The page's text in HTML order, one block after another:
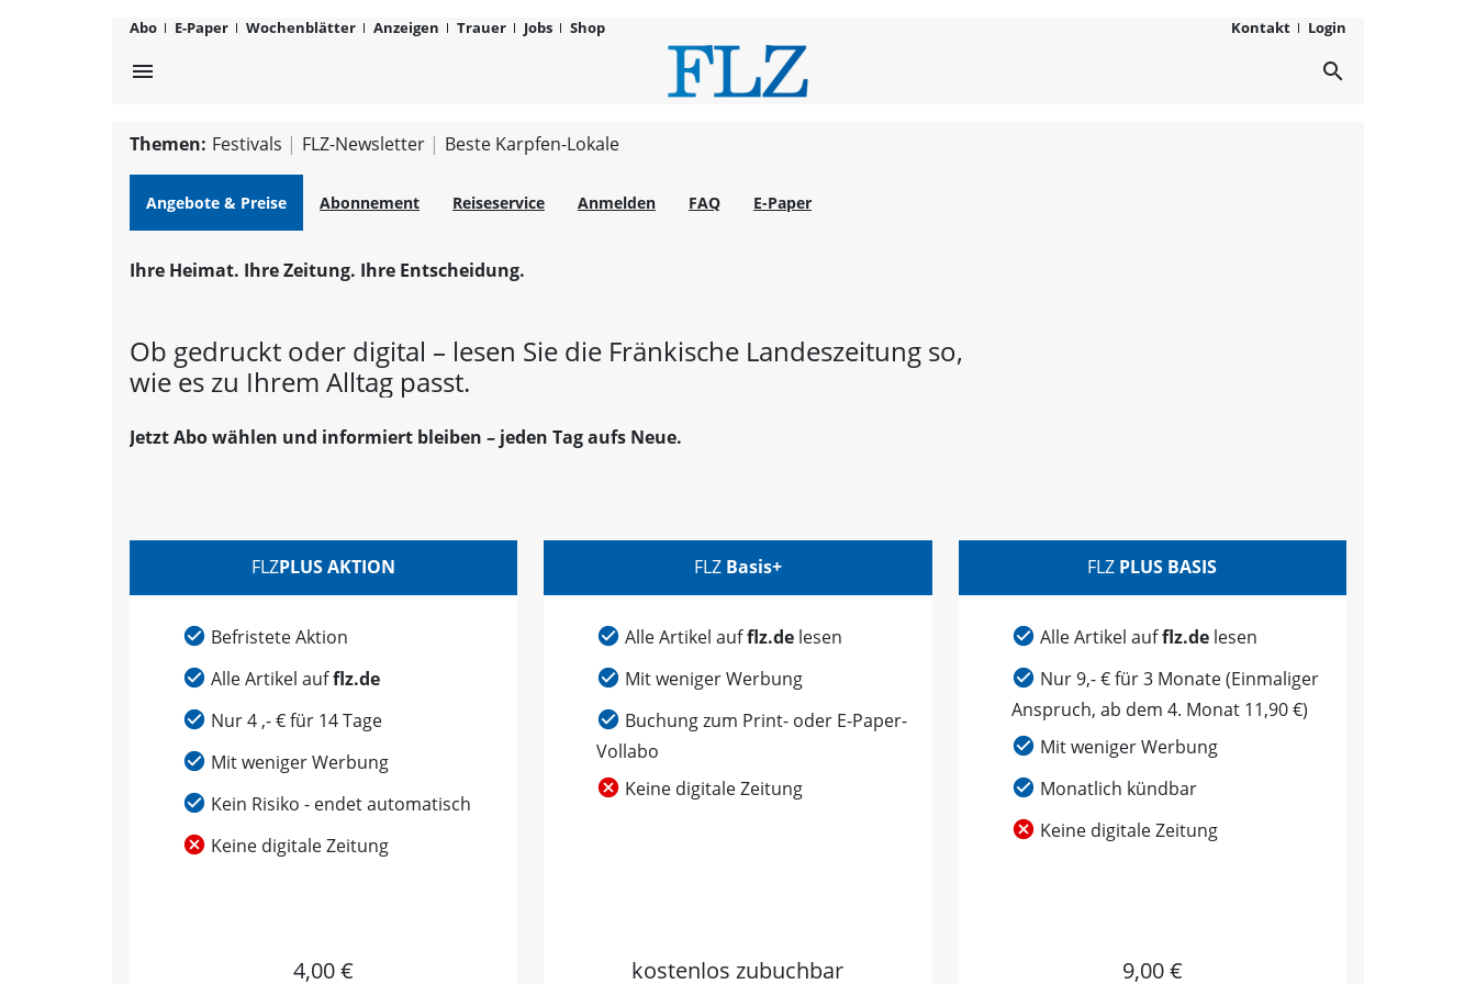
FLZ.deAbo E-Paper Wochenblätter Anzeigen Trauer Jobs Shop Kontakt Login
menu FLZ.de search
Themen: Festivals FLZ-Newsletter Beste Karpfen-Lokale
Angebote & Preise Abonnement Reiseservice Anmelden FAQ E-Paper
Ihre Heimat. Ihre Zeitung. Ihre Entscheidung.
Ob gedruckt oder digital – lesen Sie die Fränkische Landeszeitung so,
wie es zu Ihrem Alltag passt.
Jetzt Abo wählen und informiert bleiben – jeden Tag aufs Neue.
FLZPLUS AKTION
Befristete Aktion
Alle Artikel aufflz.de
Nur 4 ,- € für 14 Tage
Mit weniger Werbung
Kein Risiko - endet automatisch
Keine digitale Zeitung
4,00 €
FLZ Basis+
Alle Artikel aufflz.de lesen
Mit weniger Werbung
Buchung zum Print- oder E-Paper-
Vollabo
Keine digitale Zeitung
kostenlos zubuchbar
FLZ PLUS BASIS
Alle Artikel aufflz.delesen
Nur 9,- € für 3 Monate (Einmaliger
Anspruch, ab dem 4. Monat 11,90 €)
Mit weniger Werbung
Monatlich kündbar
Keine digitale Zeitung
9,00 €